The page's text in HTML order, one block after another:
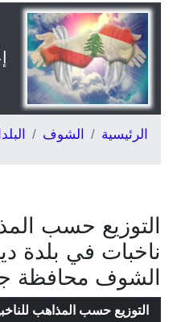
الرئيسية الشوف
التوزيع حسب
ناخبات في بلدة
الشوف محافظة
التوزيع حسب المذاهب